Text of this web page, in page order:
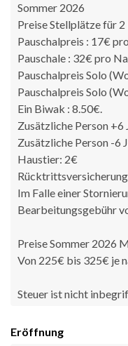
Sommer 2026
Preise Stellplätze für 2
Pauschalpreis : 17€
Pauschale : 32€ pro
Pauschalpreis Solo
Pauschalpreis Solo
Ein Biwak : 8.50€.
Zusätzliche Person
Zusätzliche Person -6
Haustier: 2€
Im Falle einer
Bearbeitungsgebühr
Preise Sommer 2026
Von 225€ bis 325€ je
Steuer ist nicht
Eröffnung